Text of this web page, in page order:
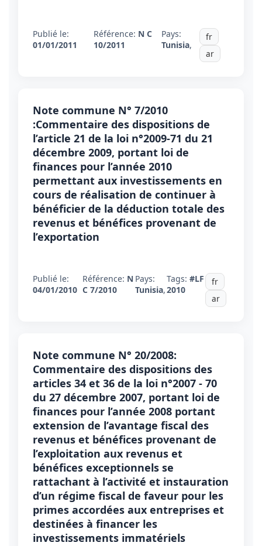
Publié le:
01/01/2011
Référence: N C
10/2011
Pays:
Tunisia,
fr
ar
Note commune N° 7/2010
:Commentaire des dispositions de
l’article 21 de la loi n°2009-71 du 21
décembre 2009, portant loi de
finances pour l’année 2010
permettant aux investissements en
cours de réalisation de continuer à
bénéficier de la déduction totale des
revenus et bénéfices provenant de
l’exportation
Publié le:
04/01/2010
Référence: N
C 7/2010
Pays:
Tunisia,
Tags: #LF
2010
fr
ar
Note commune N° 20/2008:
Commentaire des dispositions des
articles 34 et 36 de la loi n°2007 - 70
du 27 décembre 2007, portant loi de
finances pour l’année 2008 portant
extension de l’avantage fiscal des
revenus et bénéfices provenant de
l’exploitation aux revenus et
bénéfices exceptionnels se
rattachant à l’activité et instauration
d’un régime fiscal de faveur pour les
primes accordées aux entreprises et
destinées à financer les
investissements immatériels